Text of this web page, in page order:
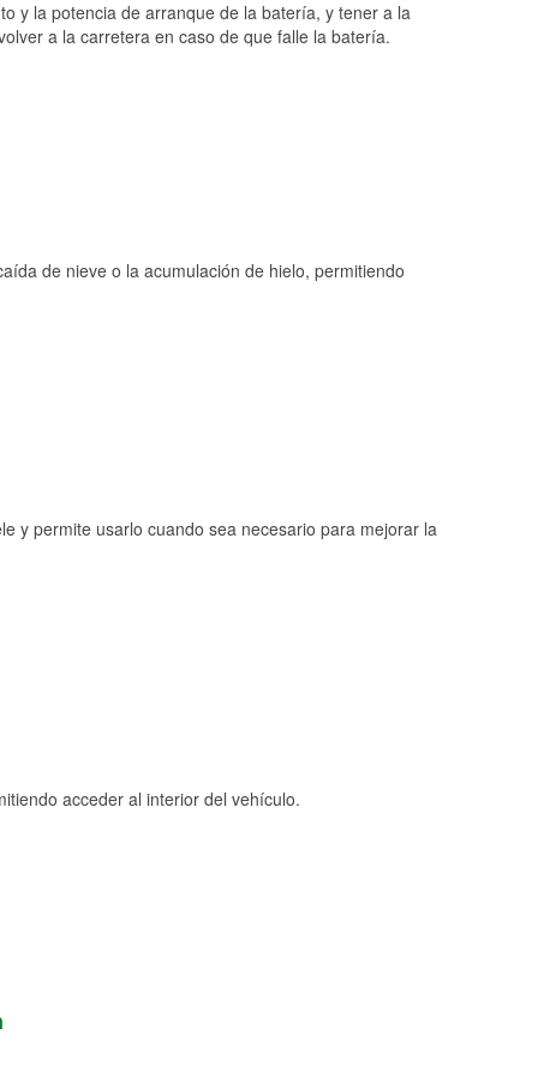
y la potencia de arranque de la batería, y tener a la
a la carretera en caso de que falle la batería.
de nieve o la acumulación de hielo, permitiendo
y permite usarlo cuando sea necesario para mejorar la
acceder al interior del vehículo.